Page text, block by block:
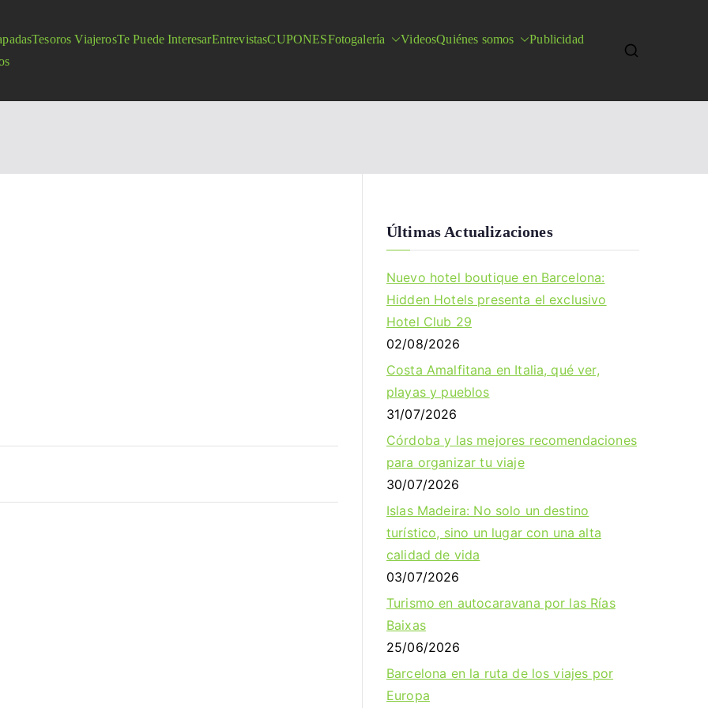
Tesoros ViajerosTe Puede InteresarEntrevistasCUPONESFotogalería VideosQuiénes somos
Publicidad
Últimas Actualizaciones
Nuevo hotel boutique en Barcelona:
Hidden Hotels presenta el exclusivo
Hotel Club 29
02/08/2026
Costa Amalfitana en Italia, qué ver,
playas y pueblos
31/07/2026
Córdoba y las mejores recomendaciones
para organizar tu viaje
30/07/2026
Islas Madeira: No solo un destino
turístico, sino un lugar con una alta
calidad de vida
03/07/2026
Turismo en autocaravana por las Rías
Baixas
25/06/2026
Barcelona en la ruta de los viajes por
Europa